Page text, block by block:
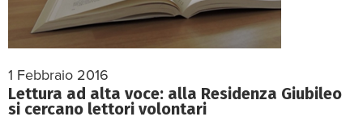
1 Febbraio 2016
Lettura ad alta voce: alla Residenza Giubileo
si cercano lettori volontari